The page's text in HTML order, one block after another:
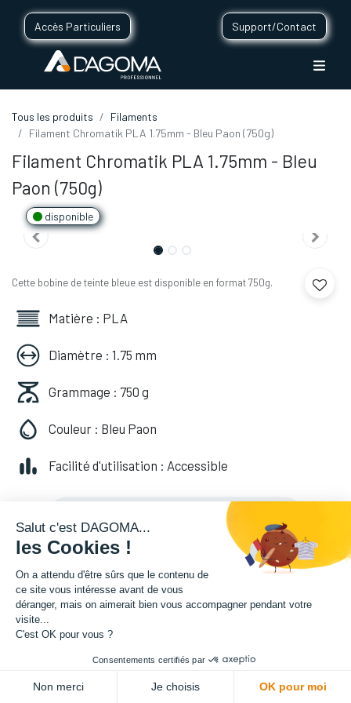
Accès Particuliers Support/Contact
Tous les produits
Filaments
Filament Chromatik PLA 1.75mm - Bleu Paon (750g)
Filament Chromatik PLA 1.75mm - Bleu
Paon (750g)
disponible
Cette bobine de teinte bleue est disponible en format 750g.
Matière : PLA
Diamètre : 1.75 mm
Grammage : 750 g
Couleur : Bleu Paon
Facilité d'utilisation : Accessible
20,82€HT
(20,82 TVA comprise)
Salut c'est DAGOMA...
les Cookies !
On a attendu d'être sûrs que le contenu de
ce site vous intéresse avant de vous
déranger, mais on aimerait bien vous accompagner pendant votre
visite...
C'est OK pour vous ?
Consentements certifiés par
Non merci Je choisis OK pour moi